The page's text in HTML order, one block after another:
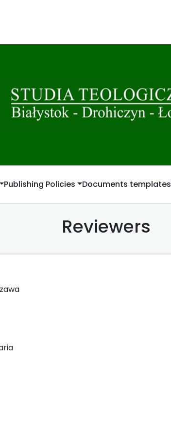
Publishing Policies Documents templates
Reviewers